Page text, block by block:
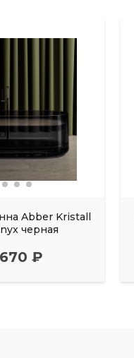
Abber Kristall
черная
₽